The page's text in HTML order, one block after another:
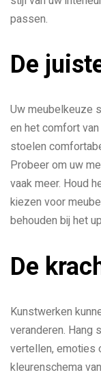
passen.
De
Uw meubelkeuze
en het comfort
stoelen
Probeer om uw
vaak meer. Houd
kiezen voor
behouden bij het
De
Kunstwerken
veranderen. Hang
vertellen, emoties
kleurenschema